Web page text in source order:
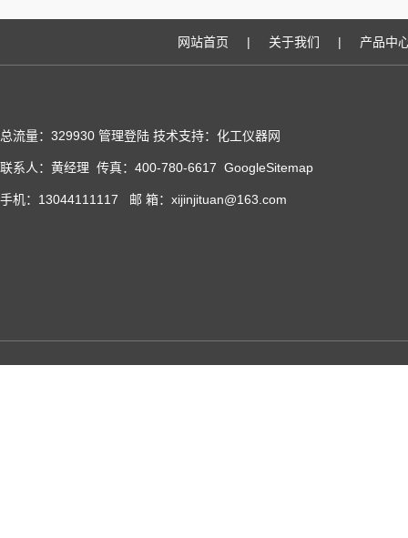
网站首页 | 关于我们 | 产品中
总流量：329930 管理登陆 技术支持：化工仪器网
联系人：黄经理 传真：400-780-6617 GoogleSitemap
手机：13044111117 邮 箱：xijinjituan@163.com